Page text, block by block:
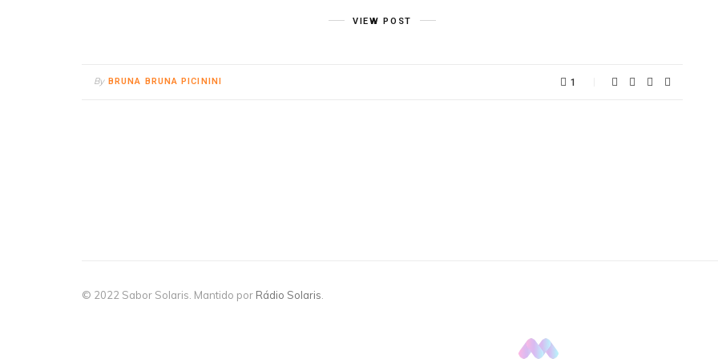
VIEW POST
By BRUNA BRUNA PICININI 1
© 2022 Sabor Solaris. Mantido por Rádio Solaris